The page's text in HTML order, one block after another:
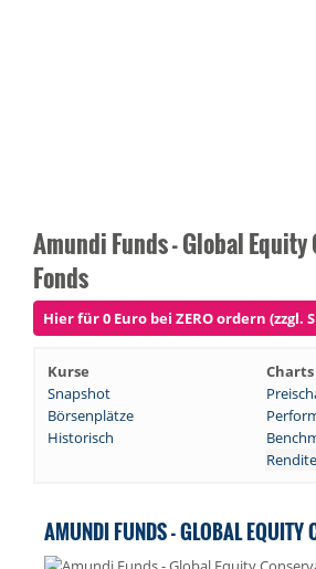
Amundi Funds - Global
Fonds
Hier für 0 Euro bei ZERO ordern (zzgl.
Kurse Charts
Snapshot
Börsenplätze
Historisch
Rendite
AMUNDI FUNDS - GLOBAL EQUITY